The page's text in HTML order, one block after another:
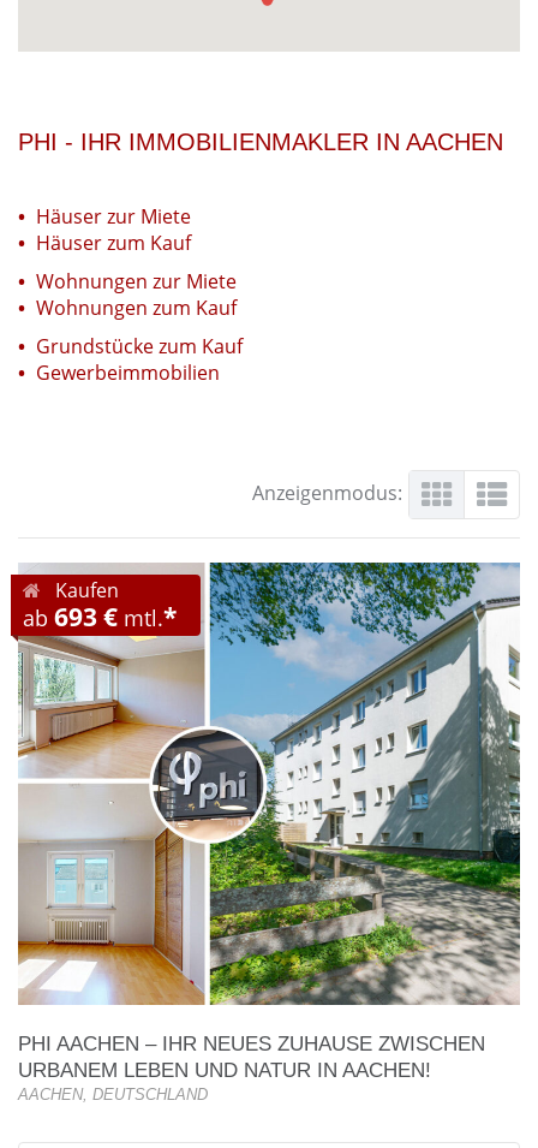
PHI - IHR IMMOBILIENMAKLER IN AACHEN
Häuser zur Miete
Häuser zum Kauf
Wohnungen zur Miete
Wohnungen zum Kauf
Grundstücke zum Kauf
Gewerbeimmobilien
Anzeigenmodus:
Kaufen
ab 693 € mtl.*
PHI AACHEN – IHR NEUES ZUHAUSE ZWISCHEN
URBANEM LEBEN UND NATUR IN AACHEN!
AACHEN, DEUTSCHLAND